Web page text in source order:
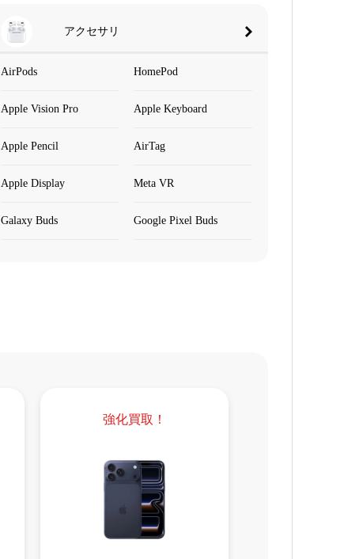
アクセサリ
AirPods HomePod
Apple Vision Pro Apple Keyboard
Apple Pencil AirTag
Apple Display Meta VR
Galaxy Buds Google Pixel Buds
強化買取！